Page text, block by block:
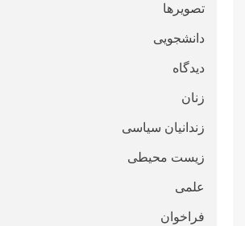
تصویرها
دانشجویی
دیدگاه
زنان
زندانیان سیاسی
زیست محیطی
علمی
فراخوان